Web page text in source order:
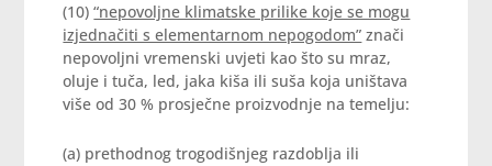
(10)“nepovoljne klimatske prilike koje se mogu
izjednačiti s elementarnom nepogodom” znači
nepovoljni vremenski uvjeti kao što su mraz,
oluje i tuča, led, jaka kiša ili suša koja uništava
više od 30 % prosječne proizvodnje na temelju:
(a) prethodnog trogodišnjeg razdoblja ili